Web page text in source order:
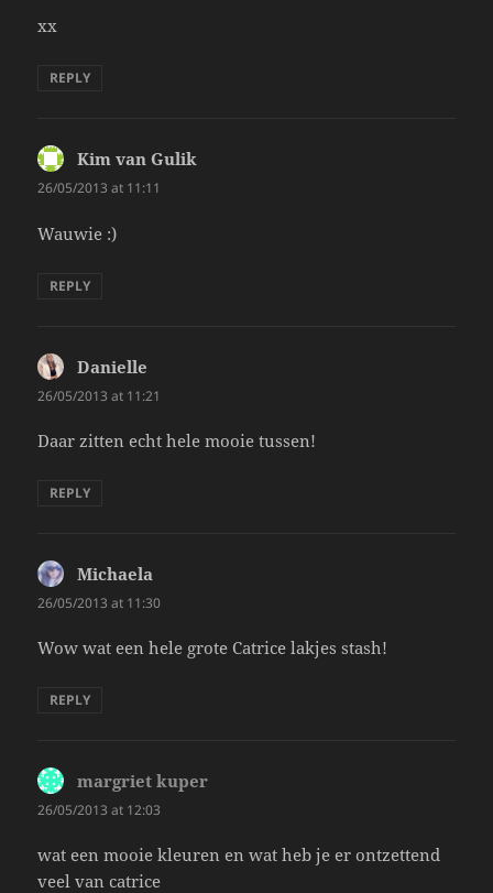
xx
REPLY
Kim van Gulik
26/05/2013 at 11:11
Wauwie :)
REPLY
Danielle
26/05/2013 at 11:21
Daar zitten echt hele mooie tussen!
REPLY
Michaela
26/05/2013 at 11:30
Wow wat een hele grote Catrice lakjes stash!
REPLY
margriet kuper
26/05/2013 at 12:03
wat een mooie kleuren en wat heb je er ontzettend
veel van catrice